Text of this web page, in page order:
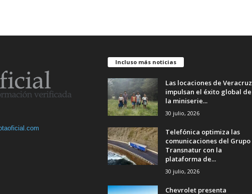
Incluso más noticias
Las locaciones de Veracruz
impulsan el éxito global de
la miniserie...
30 julio, 2026
Telefónica optimiza las
comunicaciones del Grupo
Transnatur con la
plataforma de...
30 julio, 2026
Chevrolet presenta